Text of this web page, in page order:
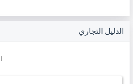
الدليل التجاري